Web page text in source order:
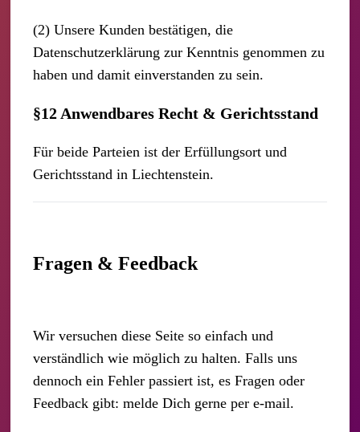
(2) Unsere Kunden bestätigen, die
Datenschutzerklärung zur Kenntnis genommen zu
haben und damit einverstanden zu sein.
§12 Anwendbares Recht & Gerichtsstand
Für beide Parteien ist der Erfüllungsort und
Gerichtsstand in Liechtenstein.
Fragen & Feedback
Wir versuchen diese Seite so einfach und
verständlich wie möglich zu halten. Falls uns
dennoch ein Fehler passiert ist, es Fragen oder
Feedback gibt: melde Dich gerne per e-mail.